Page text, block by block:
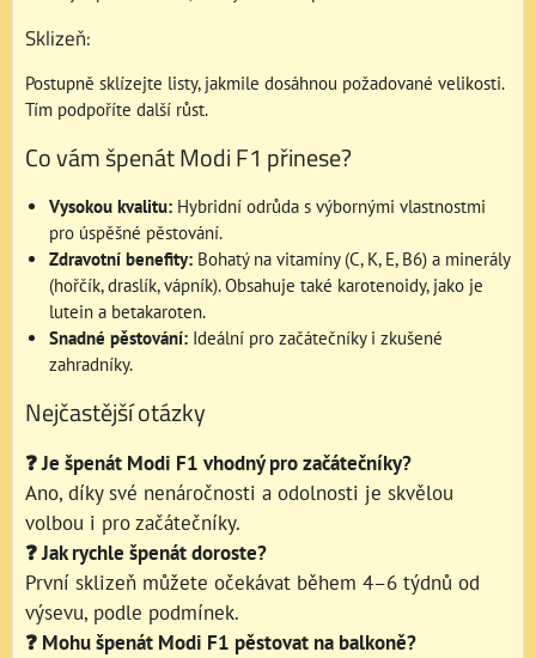
Sklizeň:
Postupně sklízejte listy, jakmile dosáhnou požadované velikosti.
Tím podpoříte další růst.
Co vám špenát Modi F1 přinese?
Vysokou kvalitu: Hybridní odrůda s výbornými vlastnostmi
pro úspěšné pěstování.
Zdravotní benefity: Bohatý na vitamíny (C, K, E, B6) a minerály
(hořčík, draslík, vápník). Obsahuje také karotenoidy, jako je
lutein a betakaroten.
Snadné pěstování: Ideální pro začátečníky i zkušené
zahradníky.
Nejčastější otázky
❓ Je špenát Modi F1 vhodný pro začátečníky?
Ano, díky své nenáročnosti a odolnosti je skvělou
volbou i pro začátečníky.
❓ Jak rychle špenát doroste?
První sklizeň můžete očekávat během 4–6 týdnů od
výsevu, podle podmínek.
❓ Mohu špenát Modi F1 pěstovat na balkoně?